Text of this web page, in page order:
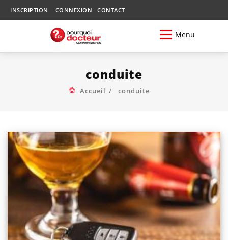
INSCRIPTION CONNEXION CONTACT
Menu
conduite
Accueil conduite